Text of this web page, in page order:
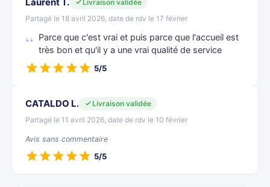
Livraison validée
Partagé le 18 avril 2026, date de rdv le 17 février
Parce que c'est vrai et puis parce que l'accueil est
très bon et qu'il y a une vrai qualité de service
5/5
CATALDO L.
Livraison validée
Partagé le 11 avril 2026, date de rdv le 10 février
Avis sans commentaire
5/5